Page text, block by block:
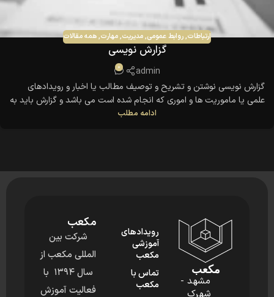
ارتباطات,روابط عمومی,مدیریت,مهارت,همه مقالات
گزارش نويسي
admin
0
گزارش نویسی نوشتن و تشريح و توصيف مطالب يا اخبار و رويدادهاي
علمي يا ماموريت ها و اموري كه انجام شده است می باشد و گزارش بايد به
گونه اي تهيه شود كه هدف مورد نظر را در كوتاه ترين زمان و با ساده ترين
ادامه مطلب
مکعب
مشهد -
رویدادهای
آموزشی
مکعب
تماس با
مکعب
مکعب
شرکت بین
المللی مکعب از
سال ۱۳۹۴ با
فعالیت آموزش